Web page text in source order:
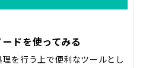
ドを使ってみる
を行う上で便利なツールとし